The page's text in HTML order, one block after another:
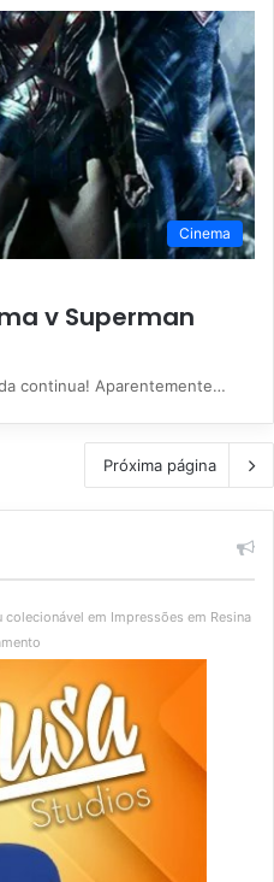
Cinema
v Superman
continua! Aparentemente…
Próxima página
em Impressões em Resina